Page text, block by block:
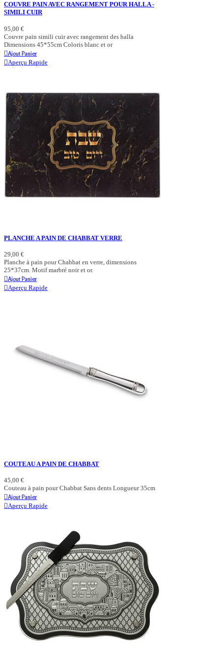
COUVRE PAIN AVEC RANGEMENT POUR HALLA -
SIMILI CUIR
95,00 €
Couvre pain simili cuir avec rangement des halla
Dimensions 45*55cm Coloris blanc et or
Ajout Panier
Aperçu Rapide
PLANCHE A PAIN DE CHABBAT VERRE
29,00 €
Planche à pain pour Chabbat en verre, dimensions
25*37cm. Motif marbré noir et or.
Ajout Panier
Aperçu Rapide
COUTEAU A PAIN DE CHABBAT
45,00 €
Couteau à pain pour Chabbat Sans dents Longueur 35cm
Ajout Panier
Aperçu Rapide